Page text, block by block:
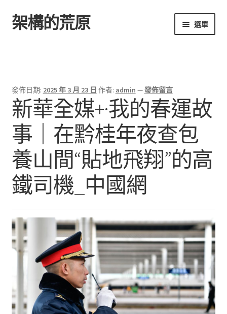
跳
至
跳
至
架構的荒原 選單
發佈日期: 2025 年 3 月 23 日 作者: admin —發佈留言
新華全媒+·我的春運故
事｜在黔桂年夜查包
養山間“貼地飛翔”的高
鐵司機_中國網